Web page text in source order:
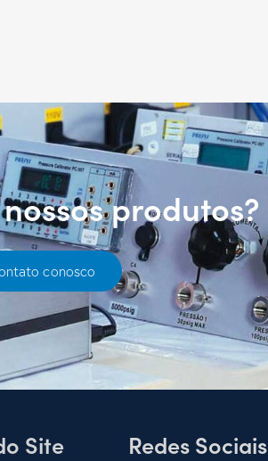
produtos?
conosco
Site Redes Sociais